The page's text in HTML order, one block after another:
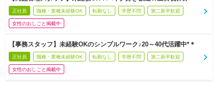
正社員 職種・業種未経験OK 転勤なし 学歴不問 第二新卒歓迎
女性のおしごと掲載中
【事務スタッフ】未経験OKのシンプルワーク♪20～40代活躍中*＊
正社員 職種・業種未経験OK 転勤なし 学歴不問 第二新卒歓迎
女性のおしごと掲載中